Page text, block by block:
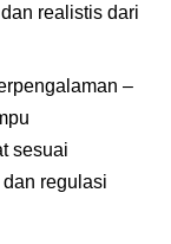
realistis dari
–
sesuai
regulasi